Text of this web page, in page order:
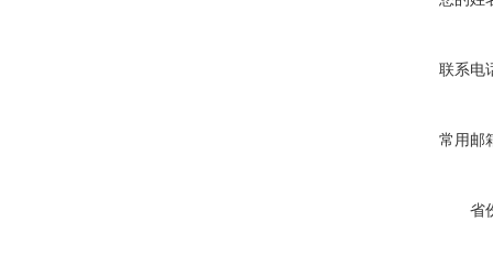
联系电
常用邮
省